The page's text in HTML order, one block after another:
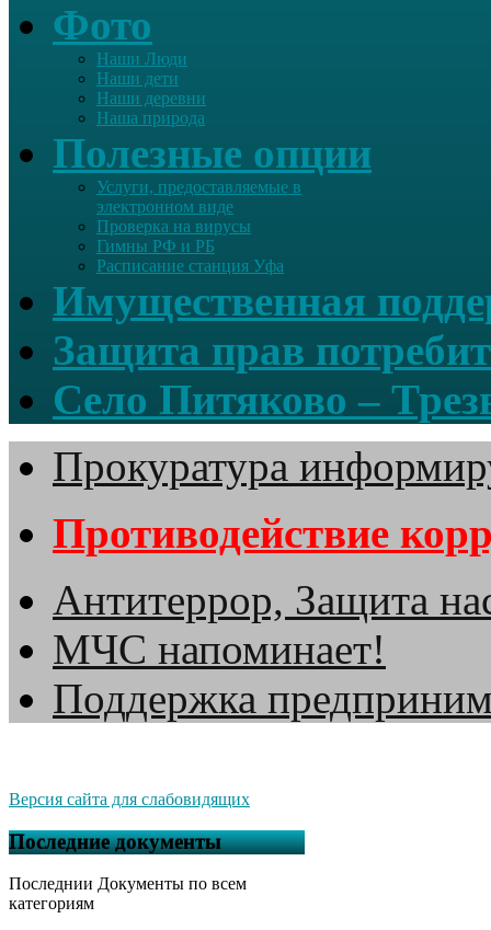
Фото
Наши Люди
Наши дети
Наши деревни
Наша природа
Полезные опции
Услуги, предоставляемые в
электронном виде
Проверка на вирусы
Гимны РФ и РБ
Расписание станция Уфа
Имущественная
Защита прав
Село Питяково –
Прокуратура
Противодействие
Антитеррор, Защита
МЧС напоминает!
Поддержка
Версия сайта для слабовидящих
Последние документы
Последнии Документы по всем
категориям